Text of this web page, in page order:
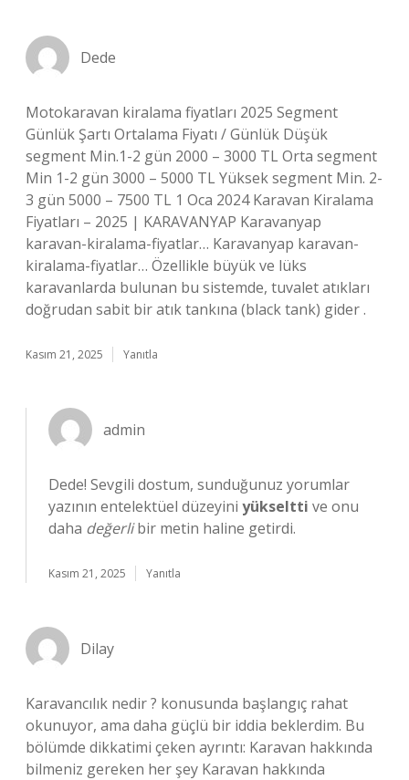
Dede
Motokaravan kiralama fiyatları 2025 Segment
Günlük Şartı Ortalama Fiyatı / Günlük Düşük
segment Min.1-2 gün 2000 – 3000 TL Orta segment
Min 1-2 gün 3000 – 5000 TL Yüksek segment Min. 2-
3 gün 5000 – 7500 TL 1 Oca 2024 Karavan Kiralama
Fiyatları – 2025 | KARAVANYAP Karavanyap
karavan-kiralama-fiyatlar… Karavanyap karavan-
kiralama-fiyatlar… Özellikle büyük ve lüks
karavanlarda bulunan bu sistemde, tuvalet atıkları
doğrudan sabit bir atık tankına (black tank) gider .
Kasım 21, 2025 Yanıtla
admin
Dede! Sevgili dostum, sunduğunuz yorumlar
yazının entelektüel düzeyini yükseltti ve onu
daha değerlibir metin haline getirdi.
Kasım 21, 2025 Yanıtla
Dilay
Karavancılık nedir ? konusunda başlangıç rahat
okunuyor, ama daha güçlü bir iddia beklerdim. Bu
bölümde dikkatimi çeken ayrıntı: Karavan hakkında
bilmeniz gereken her şey Karavan hakkında